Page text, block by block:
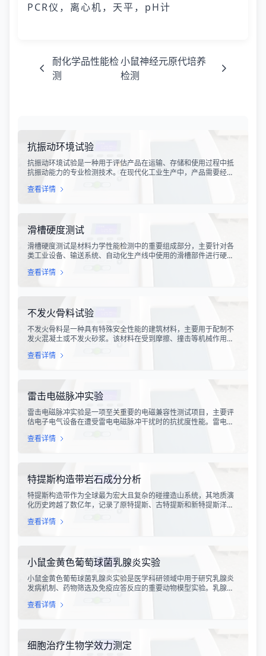
PCR仪，离心机，天平，pH计
耐化学品性能检
测
小鼠神经元原代培养
检测
抗振动环境试验
抗振动环境试验是一种用于评估产品在运输、存储和使用过程中抵
抗振动能力的专业检测技术。在现代化工业生产中，产品需要经历
会受到不同程度的振动冲击。这种振动可能导致产品结构松动、零
查看详情
滑槽硬度测试
滑槽硬度测试是材料力学性能检测中的重要组成部分，主要针对各
类工业设备、输送系统、自动化生产线中使用的滑槽部件进行硬度
响设备的使用寿命、运行稳定性和安全性。通过科学的硬度测试，
查看详情
不发火骨料试验
不发火骨料是一种具有特殊安全性能的建筑材料，主要用于配制不
发火混凝土或不发火砂浆。该材料在受到摩擦、撞击等机械作用
炸事故的风险。不发火骨料试验是评定该类材料安全性能的关键检
查看详情
雷击电磁脉冲实验
雷击电磁脉冲实验是一项至关重要的电磁兼容性测试项目，主要评
估电子电气设备在遭受雷电电磁脉冲干扰时的抗扰度性能。雷电作
具有上升时间快、持续时间短、能量密度高等特点，可能对周围的
查看详情
特提斯构造带岩石成分分析
特提斯构造带作为全球最为宏大且复杂的碰撞造山系统，其地质演
化历史跨越了数亿年，记录了原特提斯、古特提斯和新特提斯洋的
板块俯冲、碰撞造山机制以及成矿作用规律的关键手段。特提斯构
查看详情
小鼠金黄色葡萄球菌乳腺炎实验
小鼠金黄色葡萄球菌乳腺炎实验是医学科研领域中用于研究乳腺炎
发病机制、药物筛选及免疫应答反应的重要动物模型实验。乳腺炎
和畜牧业经济均构成显著影响。金黄色葡萄球菌作为引发乳腺炎的
查看详情
细胞治疗生物学效力测定